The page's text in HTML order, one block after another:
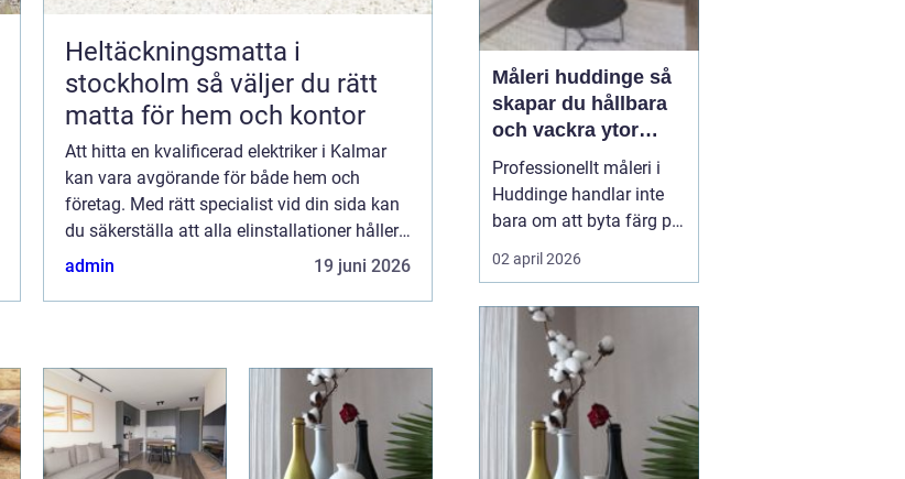
Heltäckningsmatta i
stockholm så väljer du rätt
matta för hem och kontor
Att hitta en kvalificerad elektriker i Kalmar
kan vara avgörande för både hem och
företag. Med rätt specialist vid din sida kan
du säkerställa att alla elinstallationer håller
högsta standard och sä...
admin 19 juni 2026
Måleri huddinge så
skapar du hållbara
och vackra ytor
hemma
Professionellt måleri i
Huddinge handlar inte
bara om att byta färg på
en vägg. Rätt utfört
arbete skyddar huset
höjer värdet på bostaden
och gör vardagen
trevligare. Genom att
planera projektet
noggrant, välja rätt
färgtyper oc...
02 april 2026